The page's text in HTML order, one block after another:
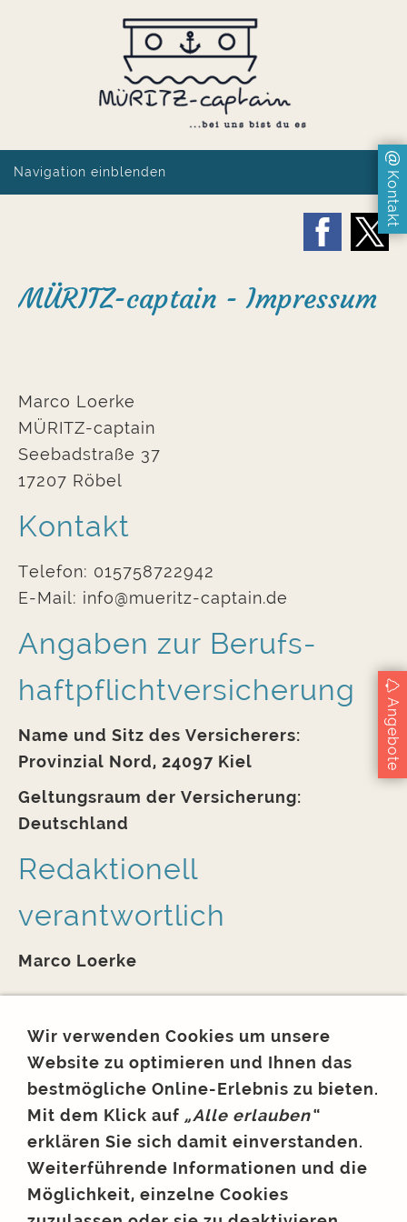
Navigation einblenden Kontakt
Angebote
MÜRITZ-captain - Impressum
Marco Loerke
MÜRITZ-captain
Seebadstraße 37
17207 Röbel
Kontakt
Telefon: 015758722942
E-Mail: info@mueritz-captain.de
Angaben zur Berufs­
haftpflicht­versicherung
Name und Sitz des Versicherers:
Provinzial Nord, 24097 Kiel
Geltungsraum der Versicherung:
Deutschland
Redaktionell
verantwortlich
Marco Loerke
Verbraucher­streit­
beilegung/Universal­
schlichtungs­stelle
Wir sind nicht bereit oder verpflichtet, an
Streitbeilegungsverfahren vor einer
Verbraucherschlichtungsstelle
Wir verwenden Cookies um unsere
Website zu optimieren und Ihnen das
bestmögliche Online-Erlebnis zu bieten.
Mit dem Klick auf „Alle erlauben“
erklären Sie sich damit einverstanden.
Weiterführende Informationen und die
Möglichkeit, einzelne Cookies